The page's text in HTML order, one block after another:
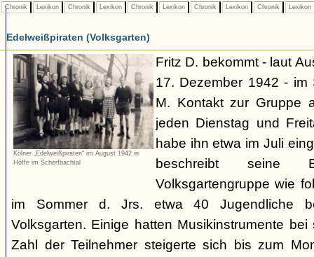
Chronik Lexikon Chronik Lexikon Chronik Lexikon Chronik Lexikon Chronik Lexikon
Edelweißpiraten (Volksgarten)
Kölner „Edelweißpiraten“ im August 1942 in
Höffe im Scherfbachtal
Fritz D. bekommt - laut
17. Dezember 1942 - im
M. Kontakt zur Gruppe
jeden Dienstag und
habe ihn etwa im Juli
beschreibt seine
Volksgartengruppe wie
im Sommer d. Jrs. etwa 40 Jugendliche
Volksgarten. Einige hatten Musikinstrumente
Zahl der Teilnehmer steigerte sich bis zum